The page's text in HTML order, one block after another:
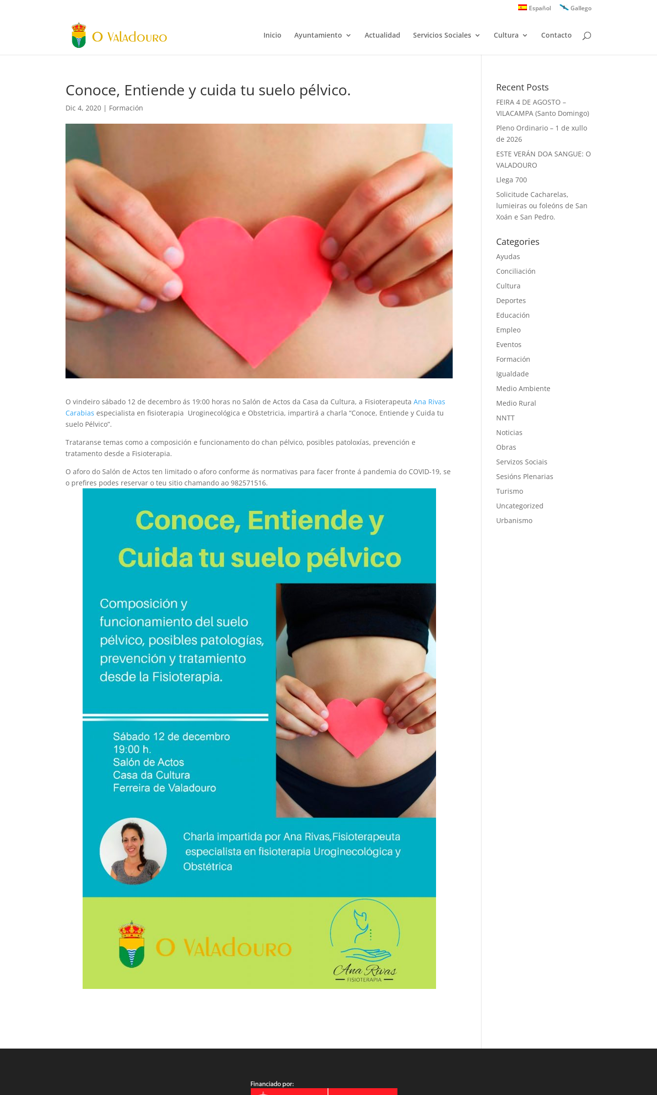
Español Gallego
Inicio Ayuntamiento Actualidad Servicios Sociales Cultura Contacto
Conoce, Entiende y cuida tu suelo pélvico.
Dic 4, 2020 | Formación
O vindeiro sábado 12 de decembro ás 19:00 horas no Salón de Actos da Casa da Cultura, a FisioterapeutaAna Rivas
Carabias especialista en fisioterapia Uroginecológica e Obstetricia, impartirá a charla “Conoce, Entiende y Cuida tu
suelo Pélvico”.
Trataranse temas como a composición e funcionamento do chan pélvico, posibles patoloxías, prevención e
tratamento desde a Fisioterapia.
O aforo do Salón de Actos ten limitado o aforo conforme ás normativas para facer fronte á pandemia do COVID-19, se
o prefires podes reservar o teu sitio chamando ao 982571516.
Recent Posts
FEIRA 4 DE AGOSTO –
VILACAMPA (Santo Domingo)
Pleno Ordinario – 1 de xullo
de 2026
ESTE VERÁN DOA SANGUE: O
VALADOURO
Llega 700
Solicitude Cacharelas,
lumieiras ou foleóns de San
Xoán e San Pedro.
Categories
Ayudas
Conciliación
Cultura
Deportes
Educación
Empleo
Eventos
Formación
Igualdade
Medio Ambiente
Medio Rural
NNTT
Noticias
Obras
Servizos Sociais
Sesións Plenarias
Turismo
Uncategorized
Urbanismo